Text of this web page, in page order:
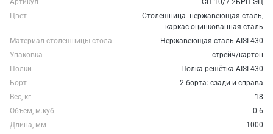
Артикул
СП-10/7-2БРП-ЭЦ
Цвет
Столешница- нержавеющая сталь,
каркас-оцинкованная сталь
Материал столешницы стола
Нержавеющая сталь AISI 430
Упаковка
стрейч/картон
Полки
Полка-решётка AISI 430
Борт
2 борта: сзади и справа
Вес, кг
18
Объем, м.куб
0.6
Длина, мм
1000